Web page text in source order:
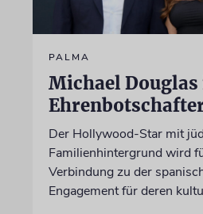
PALMA
Michael
Der Hollywood-Star mit
Familienhintergrund wird
Verbindung zu der
Engagement für deren